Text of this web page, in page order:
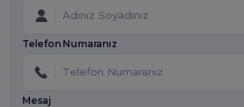
Telefon Numaranız
Mesaj